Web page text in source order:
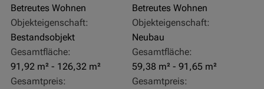
Betreutes Wohnen
Objekteigenschaft:
Bestandsobjekt
Gesamtfläche:
91,92 m² - 126,32 m²
Gesamtpreis:
Betreutes Wohnen
Objekteigenschaft:
Neubau
Gesamtfläche:
59,38 m² - 91,65 m²
Gesamtpreis: